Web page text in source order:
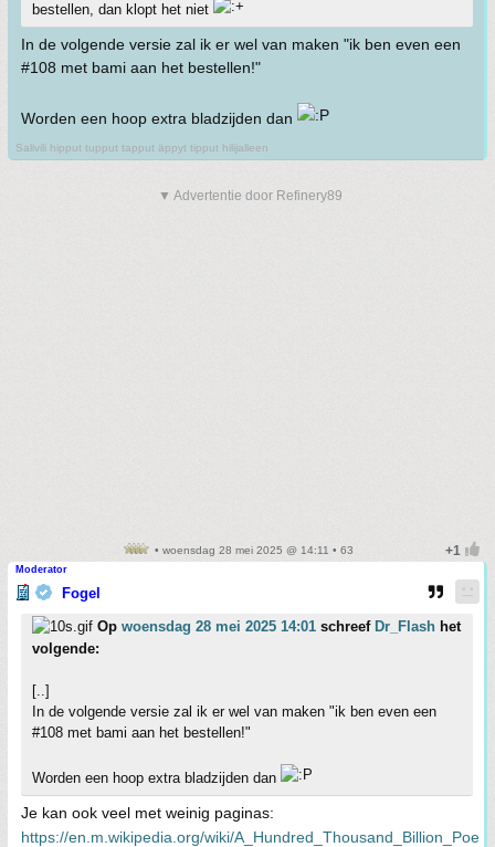
bestellen, dan klopt het niet
In de volgende versie zal ik er wel van maken "ik ben even een
#108 met bami aan het bestellen!"
Worden een hoop extra bladzijden dan
Salivili hipput tupput tapput äppyt tipput hilijalleen
▼ Advertentie door Refinery89
• woensdag 28 mei 2025 @ 14:11 • 63
Moderator
Fogel
Op woensdag 28 mei 2025 14:01 schreef Dr_Flash het
volgende:
[..]
In de volgende versie zal ik er wel van maken "ik ben even een
#108 met bami aan het bestellen!"
Worden een hoop extra bladzijden dan
Je kan ook veel met weinig paginas:
https://en.m.wikipedia.org/wiki/